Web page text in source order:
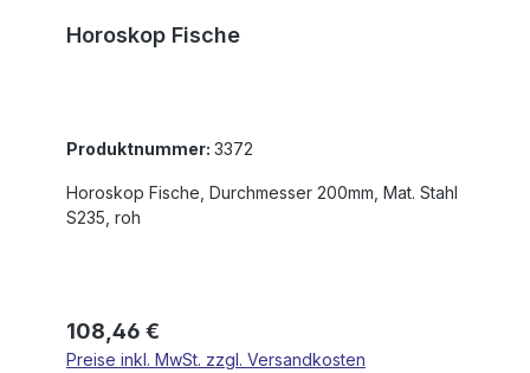
Horoskop Fische
Produktnummer: 3372
Horoskop Fische, Durchmesser 200mm, Mat. Stahl
S235, roh
Regulärer Preis:
108,46 €
Preise inkl. MwSt. zzgl. Versandkosten